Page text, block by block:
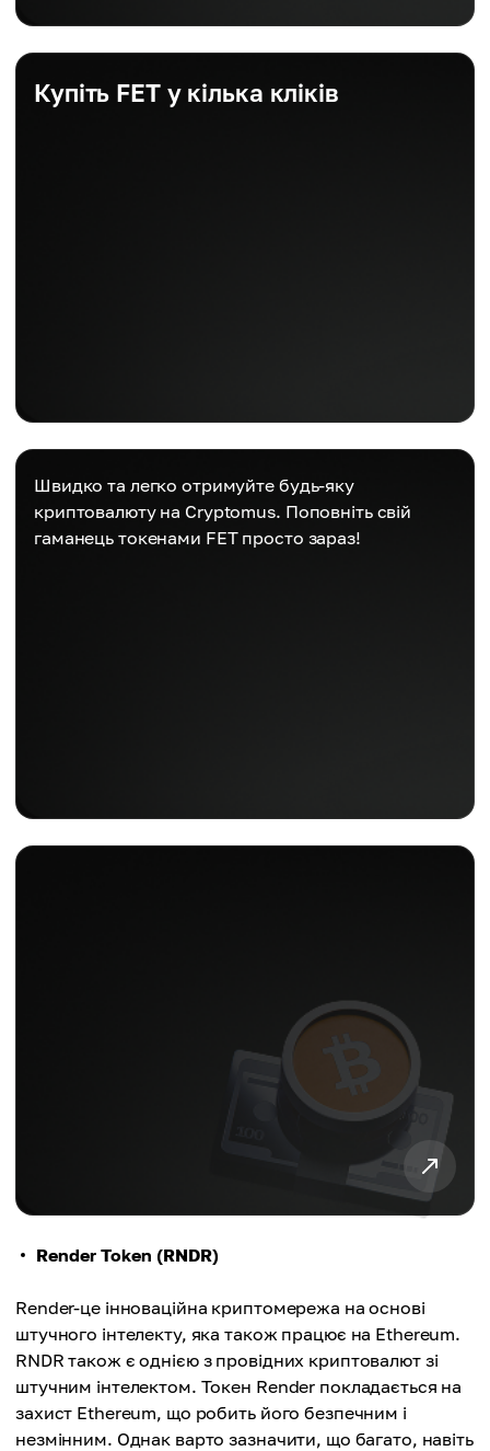
Купіть FET у кілька кліків
Швидко та легко отримуйте будь-яку
криптовалюту на Cryptomus. Поповніть свій
гаманець токенами FET просто зараз!
Render Token (RNDR)
Render-це інноваційна криптомережа на основі
штучного інтелекту, яка також працює на Ethereum.
RNDR також є однією з провідних криптовалют зі
штучним інтелектом. Токен Render покладається на
захист Ethereum, що робить його безпечним і
незмінним. Однак варто зазначити, що багато, навіть